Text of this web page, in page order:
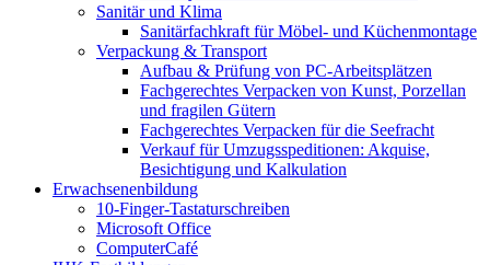
Sanitär und Klima
Sanitärfachkraft für Möbel- und Küchenmontage
Verpackung & Transport
Aufbau & Prüfung von PC-Arbeitsplätzen
Fachgerechtes Verpacken von Kunst, Porzellan
und fragilen Gütern
Fachgerechtes Verpacken für die Seefracht
Verkauf für Umzugsspeditionen: Akquise,
Besichtigung und Kalkulation
Erwachsenenbildung
10-Finger-Tastaturschreiben
Microsoft Office
ComputerCafé